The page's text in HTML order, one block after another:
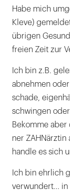
Habe mich
Kleve)
übrigen
freien Zeit zur
Ich bin z.B.
abnehmen
schade,
schwingen
Bekomme aber
ner ZAHNärztin
handle es sich
Ich bin ehrlich
verwundert... in